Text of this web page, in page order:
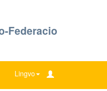
Federacio
Lingvo